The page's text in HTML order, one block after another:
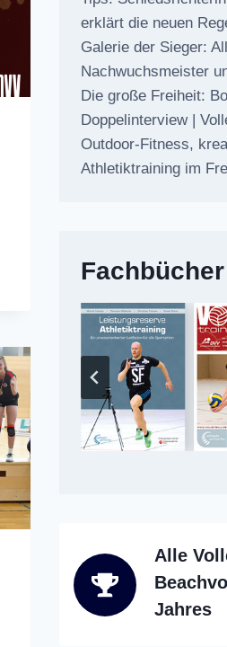
erklärt die neuen
Galerie der Sieger:
Nachwuchsmeister
Die große Freiheit:
Doppelinterview |
Outdoor-Fitness,
Athletiktraining im
Fachbücher
Alle
Jahres